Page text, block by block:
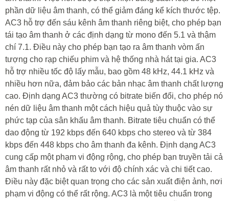
phần dữ liệu âm thanh, có thể giảm đáng kể kích thước tệp.
AC3 hỗ trợ đến sáu kênh âm thanh riêng biệt, cho phép bạn
tái tạo âm thanh ở các định dạng từ mono đến 5.1 và thậm
chí 7.1. Điều này cho phép bạn tạo ra âm thanh vòm ấn
tượng cho rạp chiếu phim và hệ thống nhà hát tại gia. AC3
hỗ trợ nhiều tốc độ lấy mẫu, bao gồm 48 kHz, 44.1 kHz và
nhiều hơn nữa, đảm bảo các bản nhạc âm thanh chất lượng
cao. Định dạng AC3 thường có bitrate biến đổi, cho phép nó
nén dữ liệu âm thanh một cách hiệu quả tùy thuộc vào sự
phức tạp của sân khấu âm thanh. Bitrate tiêu chuẩn có thể
dao động từ 192 kbps đến 640 kbps cho stereo và từ 384
kbps đến 448 kbps cho âm thanh đa kênh. Định dạng AC3
cung cấp một phạm vi động rộng, cho phép bạn truyền tải cả
âm thanh rất nhỏ và rất to với độ chính xác và chi tiết cao.
Điều này đặc biệt quan trọng cho các sản xuất điện ảnh, nơi
phạm vi động có thể rất rộng. AC3 là một tiêu chuẩn trong